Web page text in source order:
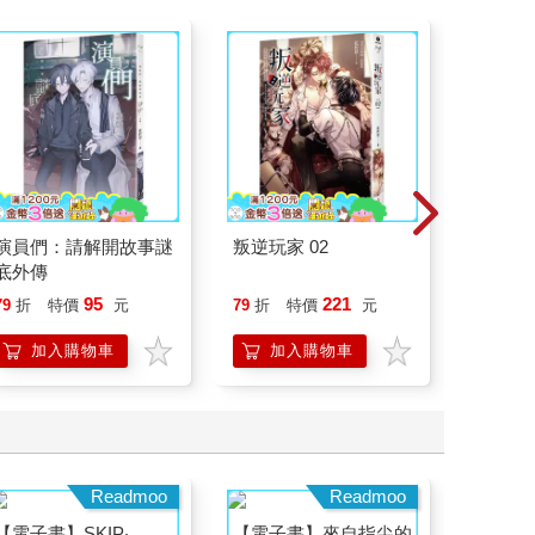
員們：請解開故事謎
外傳
折 特價 95 元
加入購物車
叛逆玩家 02
79 折 特價 221 元
加入購物車